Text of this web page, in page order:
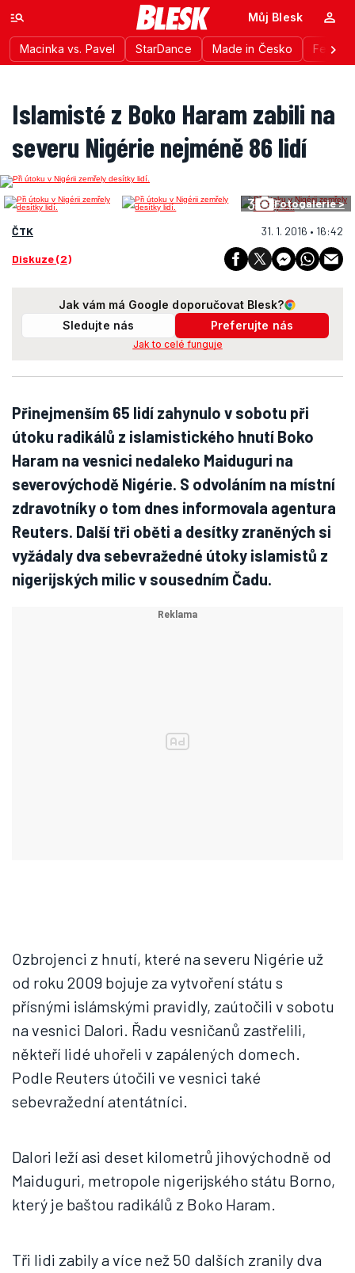
Macinka vs. Pavel StarDance Made in Česko
Můj Blesk
Islamisté z Boko Haram zabili na
severu Nigérie nejméně 86 lidí
3 Fotogalerie >
ČTK 31. 1. 2016 • 16:42
Diskuze (2)
Jak vám má Google doporučovat Blesk?
Sledujte nás
Preferujte nás
Jak to celé funguje
Přinejmenším 65 lidí zahynulo v sobotu při
útoku radikálů z islamistického hnutí Boko
Haram na vesnici nedaleko Maiduguri na
severovýchodě Nigérie. S odvoláním na místní
zdravotníky o tom dnes informovala agentura
Reuters. Další tři oběti a desítky zraněných si
vyžádaly dva sebevražedné útoky islamistů z
nigerijských milic v sousedním Čadu.
Ozbrojenci z hnutí, které na severu Nigérie už
od roku 2009 bojuje za vytvoření státu s
přísnými islámskými pravidly, zaútočili v sobotu
na vesnici Dalori. Řadu vesničanů zastřelili,
někteří lidé uhořeli v zapálených domech.
Podle Reuters útočili ve vesnici také
sebevražední atentátníci.
Dalori leží asi deset kilometrů jihovýchodně od
Maiduguri, metropole nigerijského státu Borno,
který je baštou radikálů z Boko Haram.
Tři lidi zabily a více než 50 dalších zranily dva